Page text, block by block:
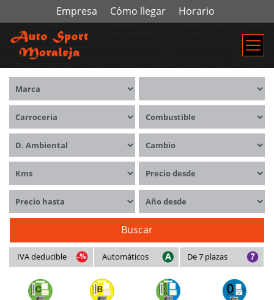
Empresa Cómo llegar Horario
Marca
Carrocerías Combustible
Distintivo ambiental Cambio
Kms Precio desde
Precio hasta Año desde
Buscar
IVA deducible Automáticos De 7 plazas